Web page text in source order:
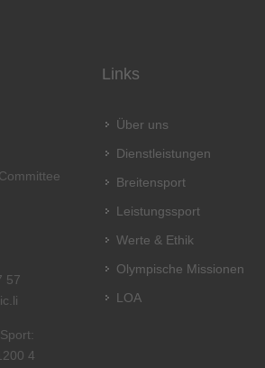
57
4
Links
Über uns
Dienstleistungen
Breitensport
Leistungssport
Werte & Ethik
Olympische Missionen
LOA